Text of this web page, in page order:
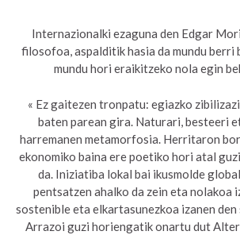
Internazionalki ezaguna den Edgar
filosofoa, aspalditik hasia da mundu berri
mundu hori eraikitzeko nola egin
« Ez gaitezen tronpatu: egiazko
baten parean gira. Naturari, besteeri
harremanen metamorfosia. Herritaron
ekonomiko baina ere poetiko hori atal
da. Iniziatiba lokal bai ikusmolde
pentsatzen ahalko da zein eta nolakoa
sostenible eta elkartasunezkoa izanen
Arrazoi guzi horiengatik onartu dut